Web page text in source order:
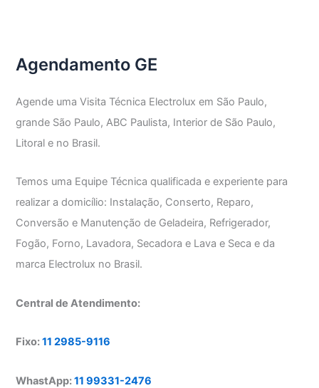
GE
Agendamento GE
Agende uma Visita Técnica Electrolux em São Paulo,
grande São Paulo, ABC Paulista, Interior de São Paulo,
Litoral e no Brasil.
Temos uma Equipe Técnica qualificada e experiente para
realizar a domicílio: Instalação, Conserto, Reparo,
Conversão e Manutenção de Geladeira, Refrigerador,
Fogão, Forno, Lavadora, Secadora e Lava e Seca e da
marca Electrolux no Brasil.
Central de Atendimento:
Fixo:11 2985-9116
WhastApp:11 99331-2476